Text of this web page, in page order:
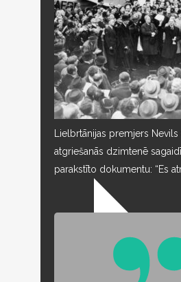
Lielbrtānijas premjers
atgriešanās dzimtenē
parakstīto dokumentu: “Es